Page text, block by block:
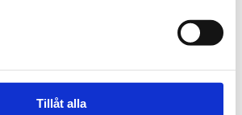
Tillåt alla